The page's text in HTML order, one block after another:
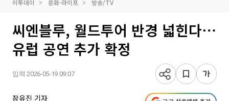
이투데이 문화·라이프 방송/TV
씨엔블루, 월드투어 반경 넓힌다⋯
유럽 공연 추가 확정
입력 2026-05-19 09:07
장유진 기자